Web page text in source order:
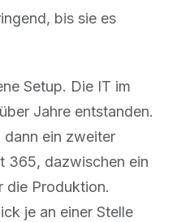
bis sie es
Setup. Die IT im
Jahre entstanden.
dann ein zweiter
365, dazwischen ein
die Produktion.
je an einer Stelle